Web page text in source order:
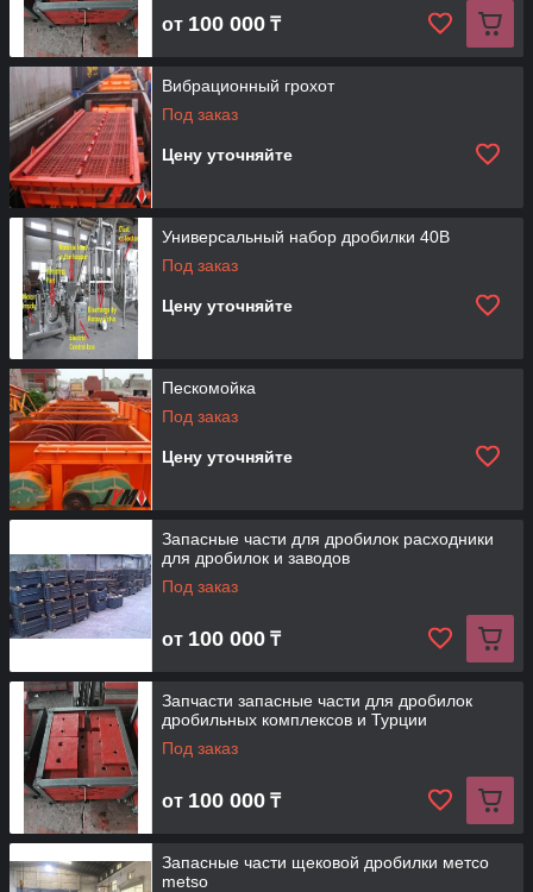
от 100 000 ₸
Вибрационный грохот
Под заказ
Цену уточняйте
Универсальный набор дробилки 40B
Под заказ
Цену уточняйте
Пескомойка
Под заказ
Цену уточняйте
Запасные части для дробилок расходники
для дробилок и заводов
Под заказ
от 100 000 ₸
Запчасти запасные части для дробилок
дробильных комплексов и Турции
Под заказ
от 100 000 ₸
Запасные части щековой дробилки метсо
metso